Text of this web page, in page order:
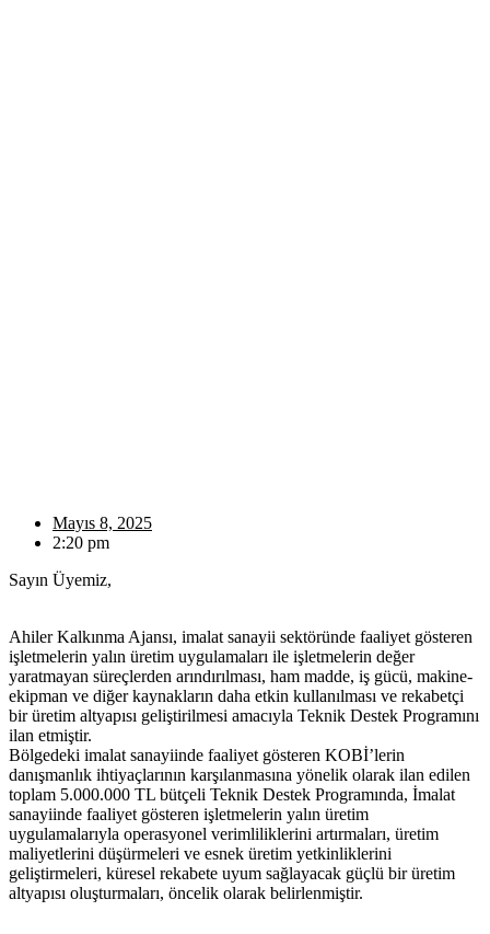
Mayıs 8, 2025
2:20 pm
Sayın Üyemiz,
Ahiler Kalkınma Ajansı, imalat sanayii sektöründe faaliyet gösteren
işletmelerin yalın üretim uygulamaları ile işletmelerin değer
yaratmayan süreçlerden arındırılması, ham madde, iş gücü, makine-
ekipman ve diğer kaynakların daha etkin kullanılması ve rekabetçi
bir üretim altyapısı geliştirilmesi amacıyla Teknik Destek Programını
ilan etmiştir.
Bölgedeki imalat sanayiinde faaliyet gösteren KOBİ’lerin
danışmanlık ihtiyaçlarının karşılanmasına yönelik olarak ilan edilen
toplam 5.000.000 TL bütçeli Teknik Destek Programında, İmalat
sanayiinde faaliyet gösteren işletmelerin yalın üretim
uygulamalarıyla operasyonel verimliliklerini artırmaları, üretim
maliyetlerini düşürmeleri ve esnek üretim yetkinliklerini
geliştirmeleri, küresel rekabete uyum sağlayacak güçlü bir üretim
altyapısı oluşturmaları, öncelik olarak belirlenmiştir.